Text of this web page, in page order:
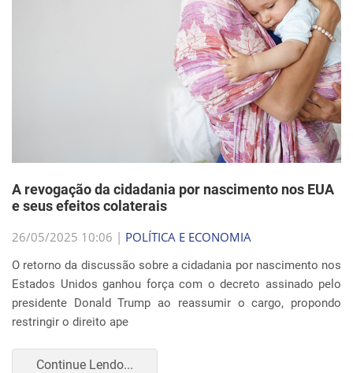
A revogação da cidadania por nascimento nos EUA
e seus efeitos colaterais
26/05/2025 10:06 | POLÍTICA E ECONOMIA
O retorno da discussão sobre a cidadania por nascimento nos
Estados Unidos ganhou força com o decreto assinado pelo
presidente Donald Trump ao reassumir o cargo, propondo
restringir o direito ape
Continue Lendo...